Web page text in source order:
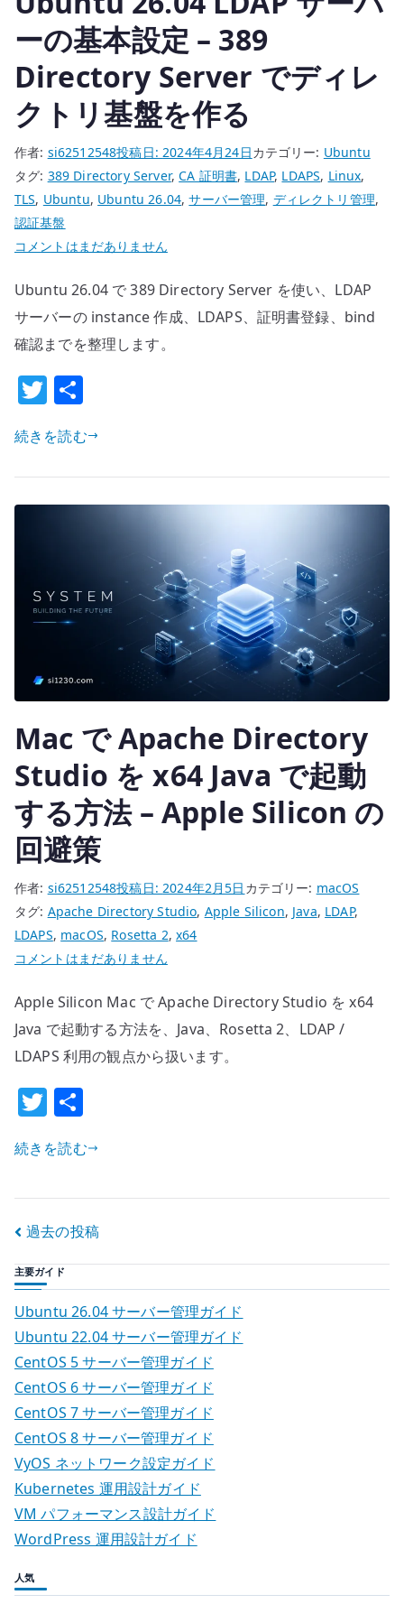
キ
/
SAML・
分
考
る
へ
の
ーの基本設定 – 389
Directory Server でディレ
クトリ基盤を作る
作者: si62512548投稿日: 2024年4月24日カテゴリー: Ubuntu
タグ: 389 Directory Server,CA 証明書, LDAP, LDAPS, Linux,
TLS, Ubuntu, Ubuntu 26.04,サーバー管理, ディレクトリ管理,
認証基盤
Ubuntu
LDAP
サ
ー
ー
の
基
設
定
Server
ト
基
盤
を
作
コメントはまだありません
Ubuntu 26.04 で 389 Directory Server を使い、LDAP
サーバーの instance 作成、LDAPS、証明書登録、bind
確認までを整理します。
T
w
it
te
r
続きを読む
Mac で Apache Directory
Studio を x64 Java で起動
する方法 – Apple Silicon の
回避策
作者: si62512548投稿日:2024年2月5日 カテゴリー: macOS
タグ: Apache Directory Studio, Apple Silicon, Java, LDAP,
LDAPS, macOS, Rosetta 2,x64
Mac
Apache
Directory
Studio
x64
Java
で
る
方
法
–
Apple
Silicon
の
回
策
へ
の
コメントはまだありません
Apple Silicon Mac で Apache Directory Studio を x64
Java で起動する方法を、Java、Rosetta 2、LDAP /
LDAPS 利用の観点から扱います。
T
w
it
te
r
続きを読む
投
稿
ナ
ビ
ゲ
ー
シ
ョ
ン
過去の投稿
主要ガイド
Ubuntu 26.04 サーバー管理ガイド
Ubuntu 22.04 サーバー管理ガイド
CentOS 5 サーバー管理ガイド
CentOS 6 サーバー管理ガイド
CentOS 7 サーバー管理ガイド
CentOS 8 サーバー管理ガイド
VyOS ネットワーク設定ガイド
Kubernetes 運用設計ガイド
VM パフォーマンス設計ガイド
WordPress 運用設計ガイド
人気